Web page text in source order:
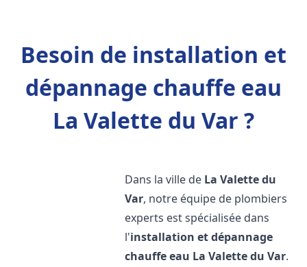
Besoin de installation et
dépannage chauffe eau
La Valette du Var ?
Dans la ville de La Valette du
Var, notre équipe de plombiers
experts est spécialisée dans
l'installation et dépannage
chauffe eau La Valette du Var.